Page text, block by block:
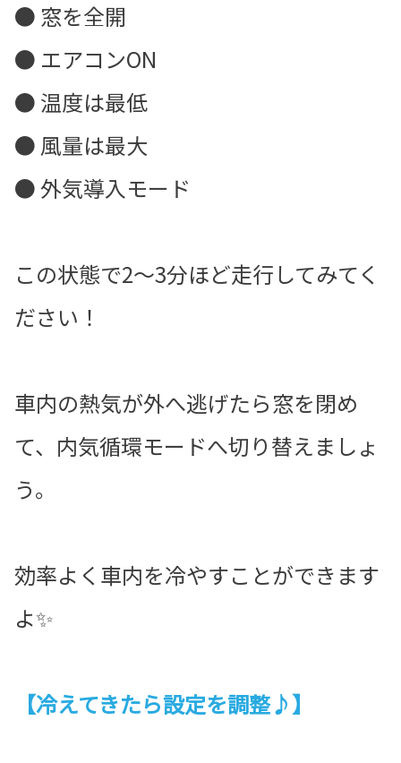
● 窓を全開
● エアコンON
● 温度は最低
● 風量は最大
● 外気導入モード
この状態で2〜3分ほど走行してみてく
ださい！
車内の熱気が外へ逃げたら窓を閉め
て、内気循環モードへ切り替えましょ
う。
効率よく車内を冷やすことができます
よ✨
【冷えてきたら設定を調整♪】